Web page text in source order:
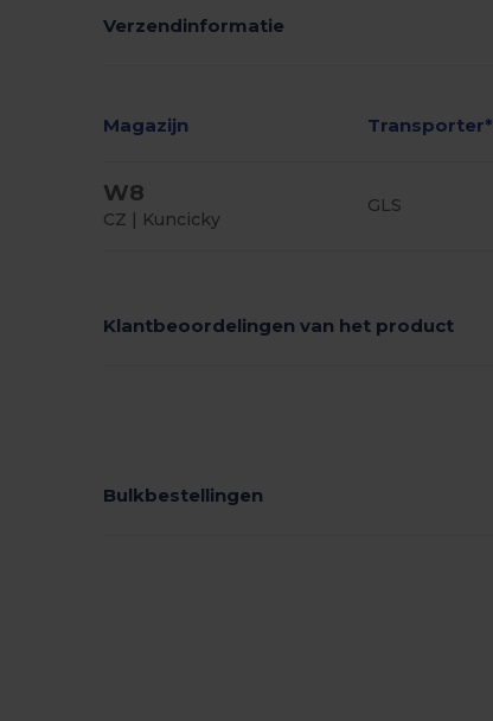
Verzendinformatie
Magazijn Transporter*
W8
CZ | Kuncicky
GLS
Klantbeoordelingen van het product
Bulkbestellingen